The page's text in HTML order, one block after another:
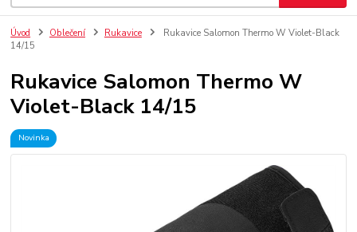
Úvod Oblečení Rukavice
Rukavice Salomon Thermo W Violet-Black
14/15
Rukavice Salomon Thermo W
Violet-Black 14/15
Novinka